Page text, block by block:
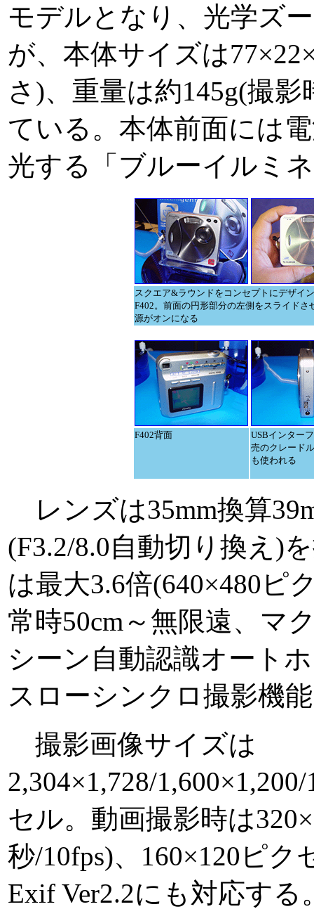
モデルとなり、光学ズ
が、本体サイズは
さ)、重量は約145g(撮
ている。本体前面には
光する「ブルーイルミ
スクエア&ラウンドをコンセプトにデザイ
F402。前面の円形部分の左側をスライドさ
源がオンになる
F402背面
USBインター
売のクレード
も使われる
レンズは35mm換算
(F3.2/8.0自動切り換え)
は最大3.6倍(640×480ピ
常時50cm～無限遠、マ
シーン自動認識オート
スローシンクロ撮影機
撮影画像サイズは
2,304×1,728/
セル。動画撮影時は
秒/10fps)、160×120ピク
Exif Ver2.2にも対応する